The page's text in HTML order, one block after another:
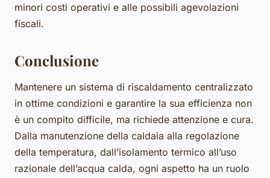
minori costi operativi e alle possibili agevolazioni
fiscali.
Conclusione
Mantenere un sistema di riscaldamento centralizzato
in ottime condizioni e garantire la sua efficienza non
è un compito difficile, ma richiede attenzione e cura.
Dalla manutenzione della caldaia alla regolazione
della temperatura, dall’isolamento termico all’uso
razionale dell’acqua calda, ogni aspetto ha un ruolo